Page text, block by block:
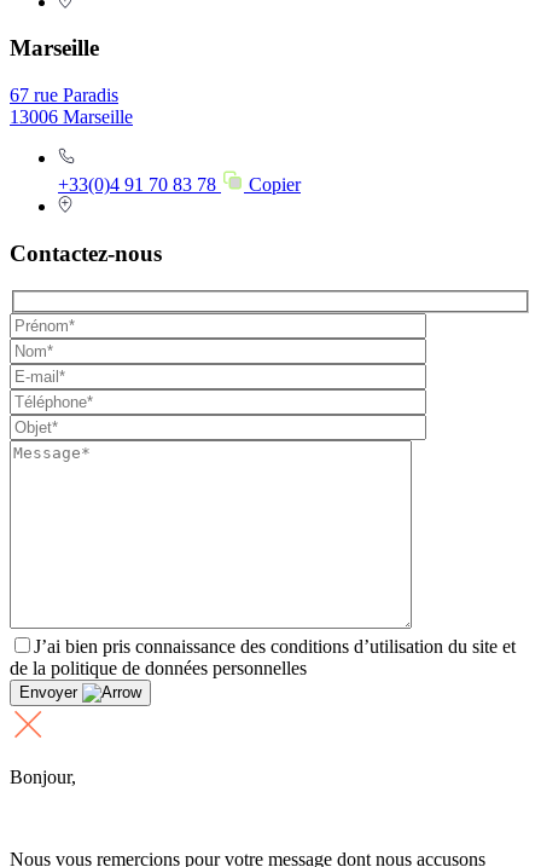
Marseille
67 rue Paradis
13006 Marseille
+33(0)4 91 70 83 78 Copier
Contactez-nous
J’ai bien pris connaissance des conditions d’utilisation du site et
de la politique de données personnelles
Envoyer
Bonjour,
Nous vous remercions pour votre message dont nous accusons